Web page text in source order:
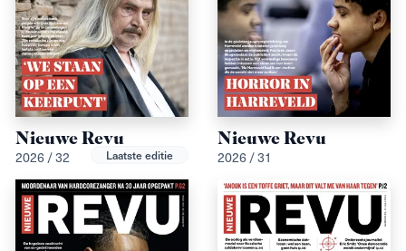
Nieuwe Revu
2026 / 32 Laatste editie
Nieuwe Revu
2026 / 31